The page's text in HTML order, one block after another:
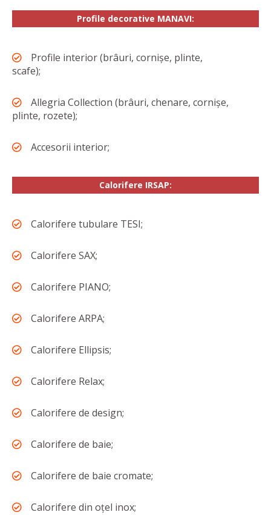
Profile decorative MANAVI:
Profile interior (brâuri, cornișe, plinte,
scafe);
Allegria Collection (brâuri, chenare, cornișe,
plinte, rozete);
Accesorii interior;
Calorifere IRSAP:
Calorifere tubulare TESI;
Calorifere SAX;
Calorifere PIANO;
Calorifere ARPA;
Calorifere Ellipsis;
Calorifere Relax;
Calorifere de design;
Calorifere de baie;
Calorifere de baie cromate;
Calorifere din oțel inox;